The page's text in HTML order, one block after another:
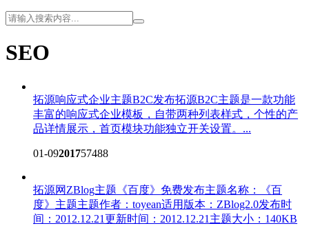
SEO
拓源响应式企业主题B2C发布拓源B2C主题是一款功能
丰富的响应式企业模板，自带两种列表样式，个性的产
品详情展示，首页模块功能独立开关设置。...
01-09201757488
拓源网ZBlog主题《百度》免费发布主题名称：《百
度》主题主题作者：toyean适用版本：ZBlog2.0发布时
间：2012.12.21更新时间：2012.12.21主题大小：140KB